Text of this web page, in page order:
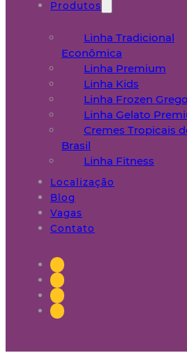
Produtos
Linha Tradicional
Econômica
Linha Premium
Linha Kids
Linha Frozen Grego
Linha Gelato
Cremes Tropicais
Brasil
Linha Fitness
Localização
Blog
Vagas
Contato